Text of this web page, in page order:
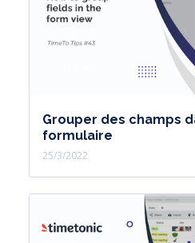
Grouper des champs
formulaire
25/3/2022